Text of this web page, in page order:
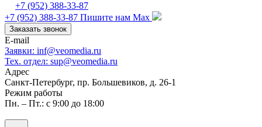
+7 (952) 388-33-87
+7 (952) 388-33-87 Пишите нам Max
Заказать звонок
E-mail
Заявки: inf@veomedia.ru
Тех. отдел: sup@veomedia.ru
Адрес
Санкт-Петербург, пр. Большевиков, д. 26-1
Режим работы
Пн. – Пт.: с 9:00 до 18:00